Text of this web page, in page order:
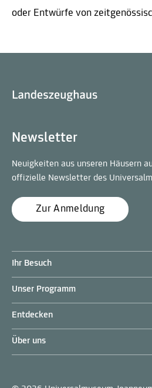
oder Entwürfe von
Newsletter
Neuigkeiten aus unseren Häusern
offizielle Newsletter des
Zur Anmeldung
Ihr Besuch
Unser Programm
Entdecken
Über uns